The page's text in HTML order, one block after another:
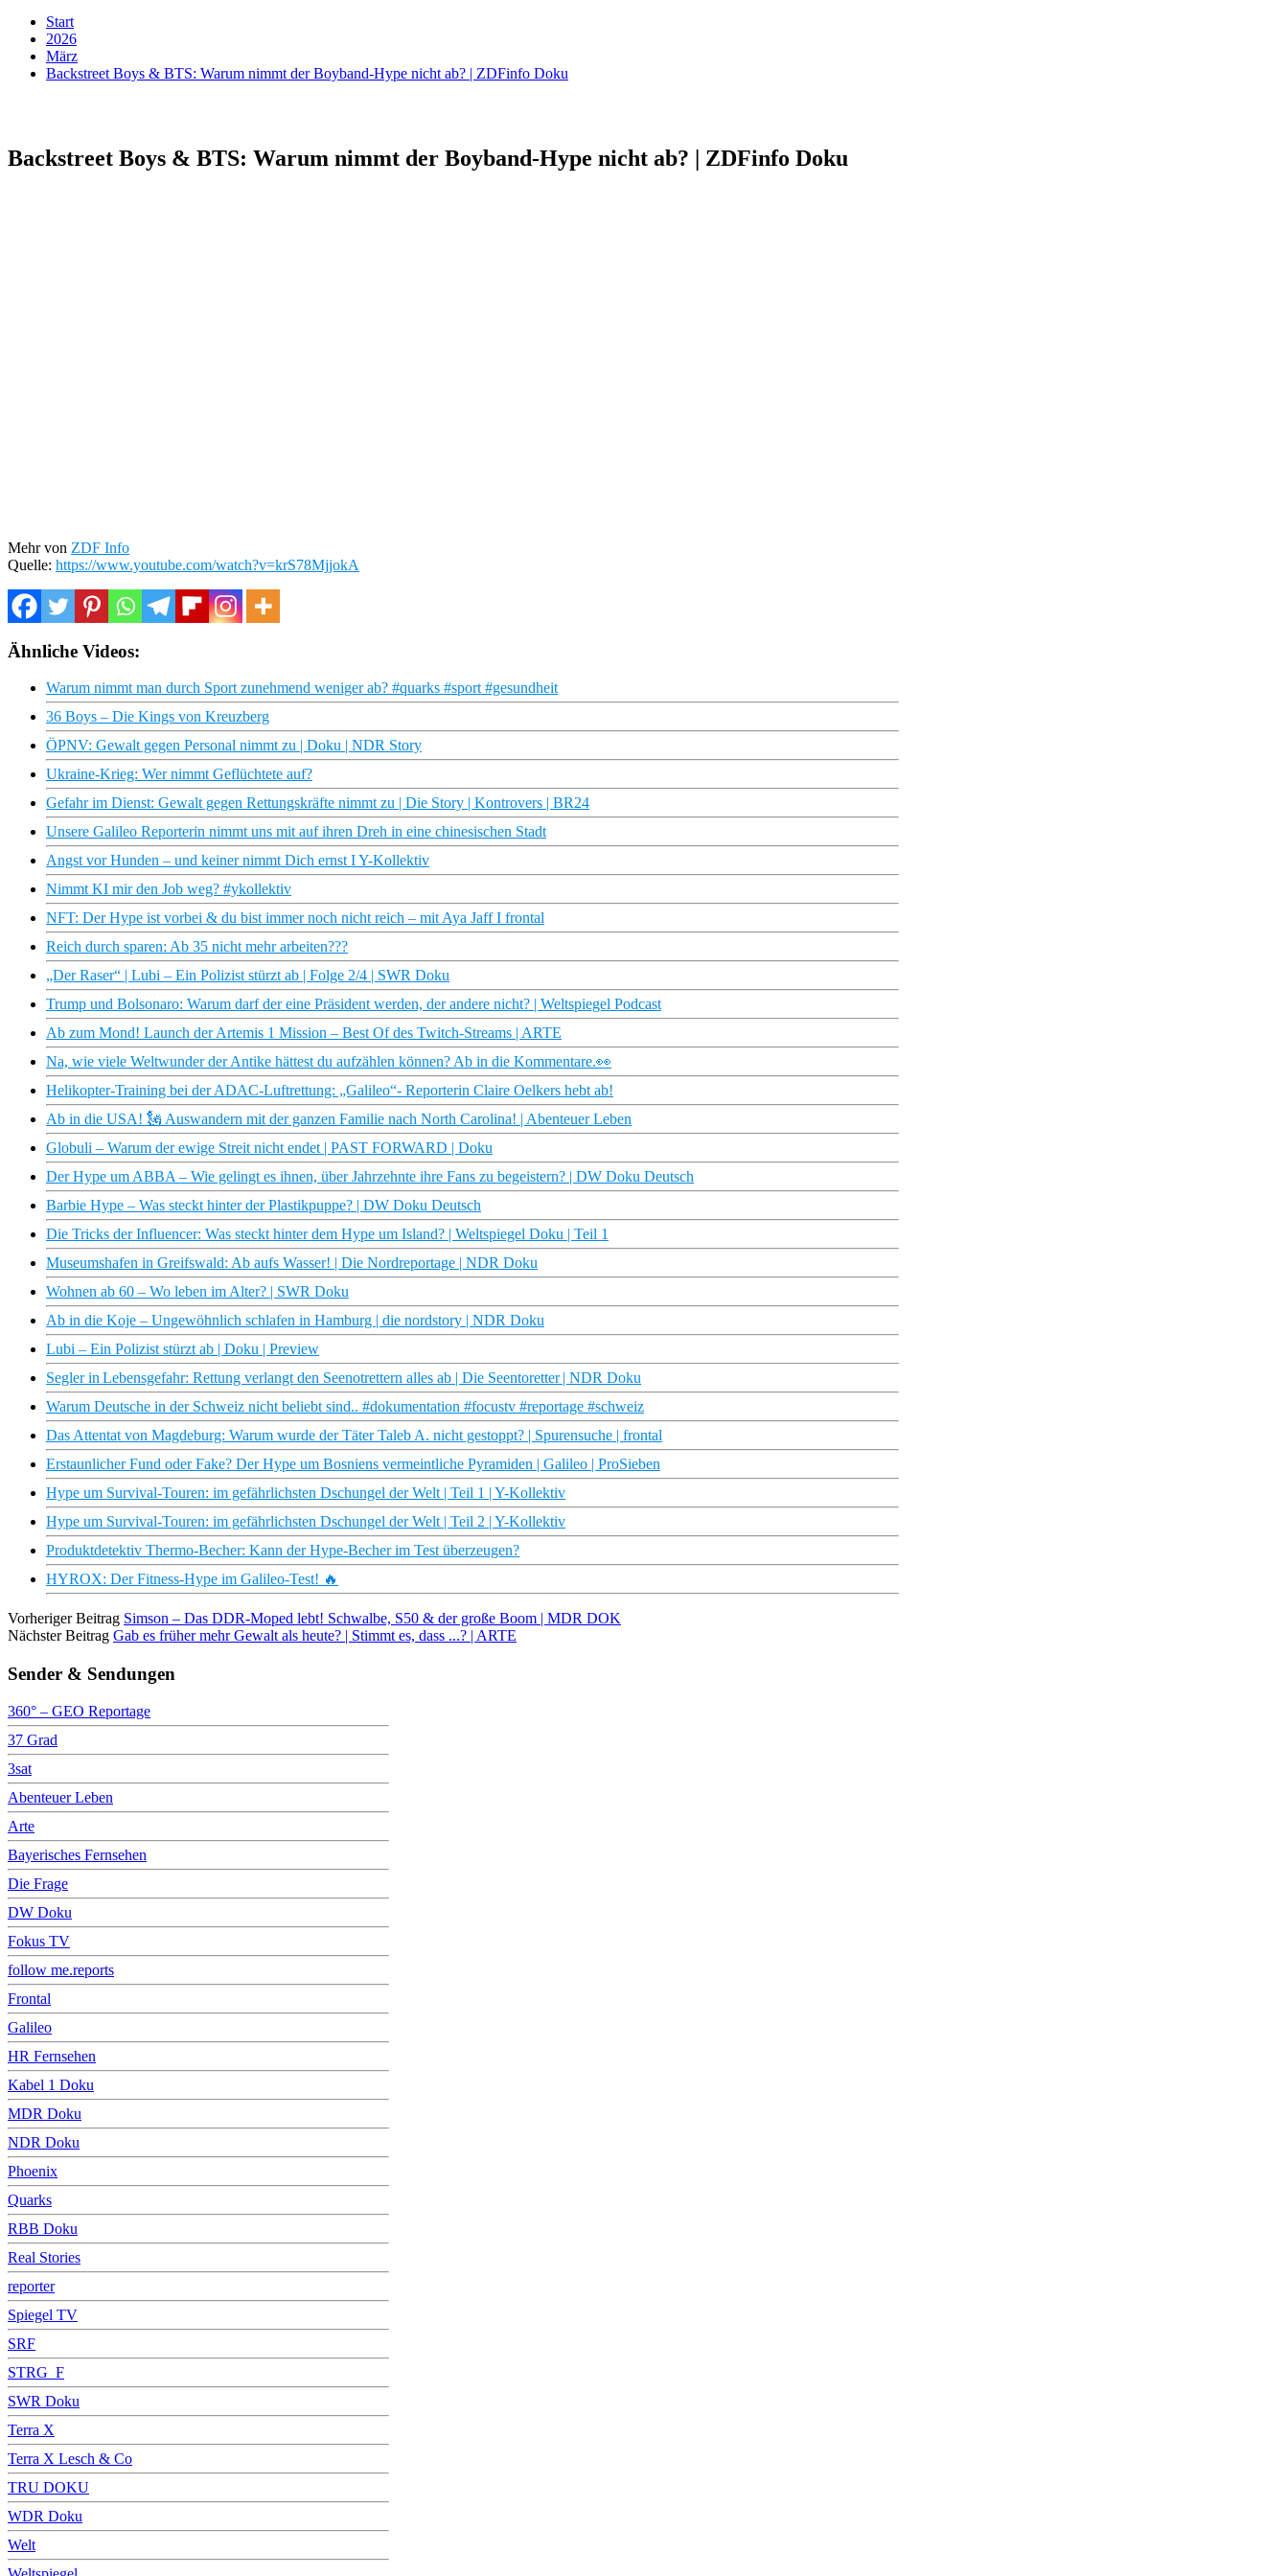
Start
2026
März
Backstreet Boys & BTS: Warum nimmt der Boyband-Hype nicht ab? | ZDFinfo Doku
Backstreet Boys & BTS: Warum nimmt der Boyband-Hype nicht ab? | ZDFinfo Doku
Mehr von ZDF Info
Quelle: https://www.youtube.com/watch?v=krS78MjjokA
Ähnliche Videos:
Warum nimmt man durch Sport zunehmend weniger ab? #quarks #sport #gesundheit
36 Boys – Die Kings von Kreuzberg
ÖPNV: Gewalt gegen Personal nimmt zu | Doku | NDR Story
Ukraine-Krieg: Wer nimmt Geflüchtete auf?
Gefahr im Dienst: Gewalt gegen Rettungskräfte nimmt zu | Die Story | Kontrovers | BR24
Unsere Galileo Reporterin nimmt uns mit auf ihren Dreh in eine chinesischen Stadt
Angst vor Hunden – und keiner nimmt Dich ernst I Y-Kollektiv
Nimmt KI mir den Job weg? #ykollektiv
NFT: Der Hype ist vorbei & du bist immer noch nicht reich – mit Aya Jaff I frontal
Reich durch sparen: Ab 35 nicht mehr arbeiten???
„Der Raser“ | Lubi – Ein Polizist stürzt ab | Folge 2/4 | SWR Doku
Trump und Bolsonaro: Warum darf der eine Präsident werden, der andere nicht? | Weltspiegel Podcast
Ab zum Mond! Launch der Artemis 1 Mission – Best Of des Twitch-Streams | ARTE
Na, wie viele Weltwunder der Antike hättest du aufzählen können? Ab in die Kommentare.👀
Helikopter-Training bei der ADAC-Luftrettung: „Galileo“- Reporterin Claire Oelkers hebt ab!
Ab in die USA! 🗽 Auswandern mit der ganzen Familie nach North Carolina! | Abenteuer Leben
Globuli – Warum der ewige Streit nicht endet | PAST FORWARD | Doku
Der Hype um ABBA – Wie gelingt es ihnen, über Jahrzehnte ihre Fans zu begeistern? | DW Doku Deutsch
Barbie Hype – Was steckt hinter der Plastikpuppe? | DW Doku Deutsch
Die Tricks der Influencer: Was steckt hinter dem Hype um Island? | Weltspiegel Doku | Teil 1
Museumshafen in Greifswald: Ab aufs Wasser! | Die Nordreportage | NDR Doku
Wohnen ab 60 – Wo leben im Alter? | SWR Doku
Ab in die Koje – Ungewöhnlich schlafen in Hamburg | die nordstory | NDR Doku
Lubi – Ein Polizist stürzt ab | Doku | Preview
Segler in Lebensgefahr: Rettung verlangt den Seenotrettern alles ab | Die Seentoretter | NDR Doku
Warum Deutsche in der Schweiz nicht beliebt sind.. #dokumentation #focustv #reportage #schweiz
Das Attentat von Magdeburg: Warum wurde der Täter Taleb A. nicht gestoppt? | Spurensuche | frontal
Erstaunlicher Fund oder Fake? Der Hype um Bosniens vermeintliche Pyramiden | Galileo | ProSieben
Hype um Survival-Touren: im gefährlichsten Dschungel der Welt | Teil 1 | Y-Kollektiv
Hype um Survival-Touren: im gefährlichsten Dschungel der Welt | Teil 2 | Y-Kollektiv
Produktdetektiv Thermo-Becher: Kann der Hype-Becher im Test überzeugen?
HYROX: Der Fitness-Hype im Galileo-Test! 🔥
Vorheriger Beitrag Simson – Das DDR-Moped lebt! Schwalbe, S50 & der große Boom | MDR DOK
Nächster Beitrag Gab es früher mehr Gewalt als heute? | Stimmt es, dass ...? | ARTE
Sender & Sendungen
360° – GEO Reportage
37 Grad
3sat
Abenteuer Leben
Arte
Bayerisches Fernsehen
Die Frage
DW Doku
Fokus TV
follow me.reports
Frontal
Galileo
HR Fernsehen
Kabel 1 Doku
MDR Doku
NDR Doku
Phoenix
Quarks
RBB Doku
Real Stories
reporter
Spiegel TV
SRF
STRG_F
SWR Doku
Terra X
Terra X Lesch & Co
TRU DOKU
WDR Doku
Welt